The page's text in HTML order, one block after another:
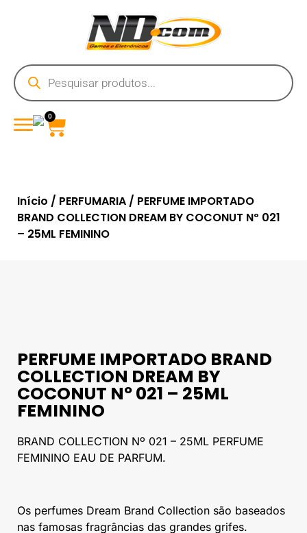
0
Início / PERFUMARIA / PERFUME IMPORTADO
BRAND COLLECTION DREAM BY COCONUT Nº 021
– 25ML FEMININO
PERFUME IMPORTADO BRAND
COLLECTION DREAM BY
COCONUT Nº 021 – 25ML
FEMININO
BRAND COLLECTION Nº 021 – 25ML PERFUME
FEMININO EAU DE PARFUM.
Os perfumes Dream Brand Collection são baseados
nas famosas fragrâncias das grandes grifes.